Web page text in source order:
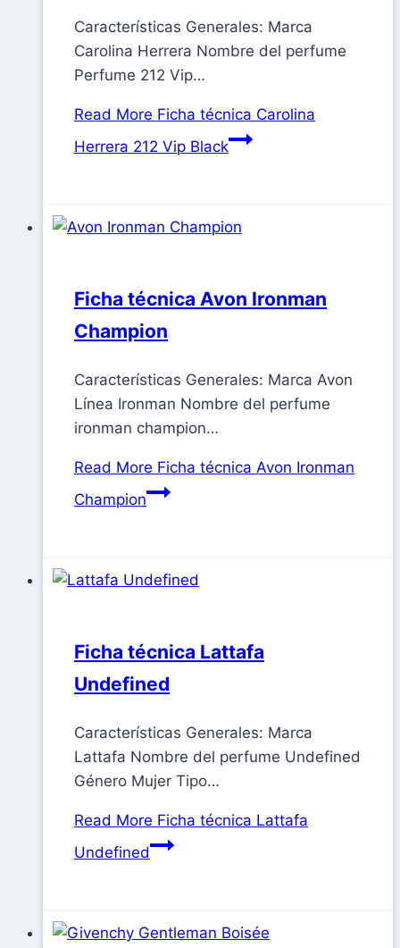
Características Generales: Marca
Carolina Herrera Nombre del perfume
Perfume 212 Vip…
Read More Ficha técnica Carolina
Herrera 212 Vip Black
Ficha técnica Avon Ironman
Champion
Características Generales: Marca Avon
Línea Ironman Nombre del perfume
ironman champion…
Read More Ficha técnica Avon Ironman
Champion
Ficha técnica Lattafa
Undefined
Características Generales: Marca
Lattafa Nombre del perfume Undefined
Género Mujer Tipo…
Read More Ficha técnica Lattafa
Undefined